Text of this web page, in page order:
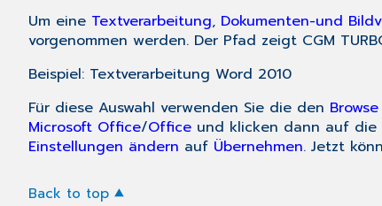
Um eine Textverarbeitung, Dokumenten-und
vorgenommen werden. Der Pfad zeigt CGM
Beispiel: Textverarbeitung Word 2010
Für diese Auswahl verwenden Sie die den
Microsoft Office/Office und klicken dann auf
Einstellungen ändern auf Übernehmen. Jetzt
Back to top